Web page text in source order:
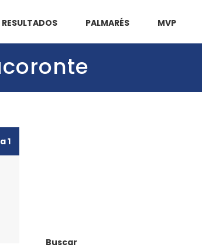
RESULTADOS PALMARÉS MVP
1
Buscar